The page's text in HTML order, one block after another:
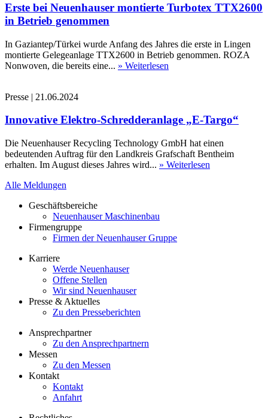
Erste bei Neuenhauser montierte Turbotex TTX2600
in Betrieb genommen
In Gaziantep/Türkei wurde Anfang des Jahres die erste in Lingen
montierte Gelegeanlage TTX2600 in Betrieb genommen. ROZA
Nonwoven, die bereits eine... » Weiterlesen
Presse | 21.06.2024
Innovative Elektro-Schredderanlage „E-Targo“
Die Neuenhauser Recycling Technology GmbH hat einen
bedeutenden Auftrag für den Landkreis Grafschaft Bentheim
erhalten. Im August dieses Jahres wird... » Weiterlesen
Alle Meldungen
Geschäftsbereiche
Neuenhauser Maschinenbau
Firmengruppe
Firmen der Neuenhauser Gruppe
Karriere
Werde Neuenhauser
Offene Stellen
Wir sind Neuenhauser
Presse & Aktuelles
Zu den Presseberichten
Ansprechpartner
Zu den Ansprechpartnern
Messen
Zu den Messen
Kontakt
Kontakt
Anfahrt